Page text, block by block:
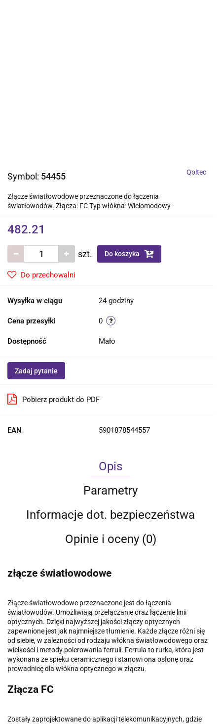
Symbol: 54455 Qoltec
Złącze światłowodowe przeznaczone do łączenia
światłowodów. Złącza: FC Typ włókna: Wielomodowy
482.21
szt. Do koszyka
Do przechowalni
Wysyłka w ciągu 24 godziny
Cena przesyłki 0
Dostępność Mało
Zadaj pytanie
Pobierz produkt do PDF
EAN 5901878544557
Opis
Parametry
Informacje dot. bezpieczeństwa
Opinie i oceny (0)
złącze światłowodowe
Złącze światłowodowe przeznaczone jest do łączenia
światłowodów. Umożliwiają przełączanie oraz łączenie linii
optycznych. Dzięki najwyższej jakości złączy optycznych
zapewnione jest jak najmniejsze tłumienie. Każde złącze różni się
od siebie, w zależności od rodzaju włókna światłowodowego oraz
wielkości i metody polerowania ferruli. Ferrula to rurka, która jest
wykonana ze spieku ceramicznego i stanowi ona osłonę oraz
prowadnicę dla włókna optycznego w złączu.
Złącza FC
Zostały zaprojektowane do aplikacji telekomunikacyjnych, gdzie